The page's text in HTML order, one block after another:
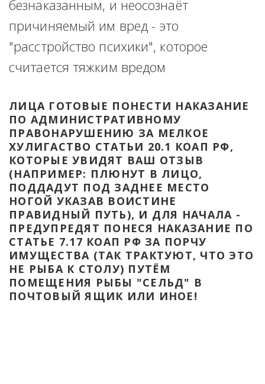
безнаказанным, и неосознаёт
причиняемый им вред - это
"расстройство психики", которое
считается тяжким вредом
ЛИЦА ГОТОВЫЕ ПОНЕСТИ НАКАЗАНИЕ
ПО АДМИНИСТРАТИВНОМУ
ПРАВОНАРУШЕНИЮ ЗА МЕЛКОЕ
ХУЛИГАСТВО СТАТЬИ 20.1 КОАП РФ,
КОТОРЫЕ УВИДЯТ ВАШ ОТЗЫВ
(НАПРИМЕР: ПЛЮНУТ В ЛИЦО,
ПОДДАДУТ ПОД ЗАДНЕЕ МЕСТО
НОГОЙ УКАЗАВ ВОИСТИНЕ
ПРАВИДНЫЙ ПУТЬ), И ДЛЯ НАЧАЛА -
ПРЕДУПРЕДЯТ ПОНЕСЯ НАКАЗАНИЕ ПО
СТАТЬЕ 7.17 КОАП РФ ЗА ПОРЧУ
ИМУЩЕСТВА (ТАК ТРАКТУЮТ, ЧТО ЭТО
НЕ РЫБА К СТОЛУ) ПУТЁМ
ПОМЕЩЕНИЯ РЫБЫ "СЕЛЬД" В
ПОЧТОВЫЙ ЯЩИК ИЛИ ИНОЕ!